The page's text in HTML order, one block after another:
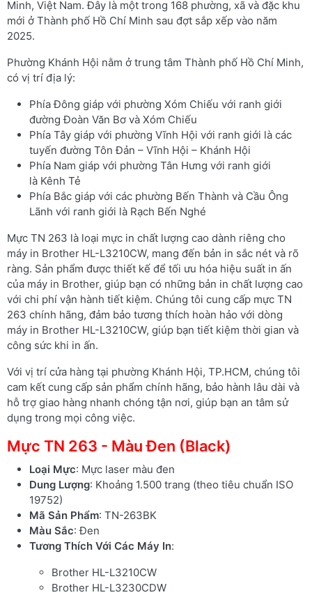
Minh, Việt Nam. Đây là một trong 168 phường, xã và đặc khu
mới ở Thành phố Hồ Chí Minh sau đợt sắp xếp vào năm
2025.
Phường Khánh Hội nằm ở trung tâm Thành phố Hồ Chí Minh,
có vị trí địa lý:
Phía Đông giáp với phường Xóm Chiếu với ranh giới
đường Đoàn Văn Bơ và Xóm Chiếu
Phía Tây giáp với phường Vĩnh Hội với ranh giới là các
tuyến đường Tôn Đản – Vĩnh Hội – Khánh Hội
Phía Nam giáp với phường Tân Hưng với ranh giới
là Kênh Tẻ
Phía Bắc giáp với các phường Bến Thành và Cầu Ông
Lãnh với ranh giới là Rạch Bến Nghé
Mực TN 263 là loại mực in chất lượng cao dành riêng cho
máy in Brother HL-L3210CW, mang đến bản in sắc nét và rõ
ràng. Sản phẩm được thiết kế để tối ưu hóa hiệu suất in ấn
của máy in Brother, giúp bạn có những bản in chất lượng cao
với chi phí vận hành tiết kiệm. Chúng tôi cung cấp mực TN
263 chính hãng, đảm bảo tương thích hoàn hảo với dòng
máy in Brother HL-L3210CW, giúp bạn tiết kiệm thời gian và
công sức khi in ấn.
Với vị trí cửa hàng tại phường Khánh Hội, TP.HCM, chúng tôi
cam kết cung cấp sản phẩm chính hãng, bảo hành lâu dài và
hỗ trợ giao hàng nhanh chóng tận nơi, giúp bạn an tâm sử
dụng trong mọi công việc.
Mực TN 263 - Màu Đen (Black)
Loại Mực: Mực laser màu đen
Dung Lượng: Khoảng 1.500 trang (theo tiêu chuẩn ISO
19752)
Mã Sản Phẩm: TN-263BK
Màu Sắc: Đen
Tương Thích Với Các Máy In:
Brother HL-L3210CW
Brother HL-L3230CDW